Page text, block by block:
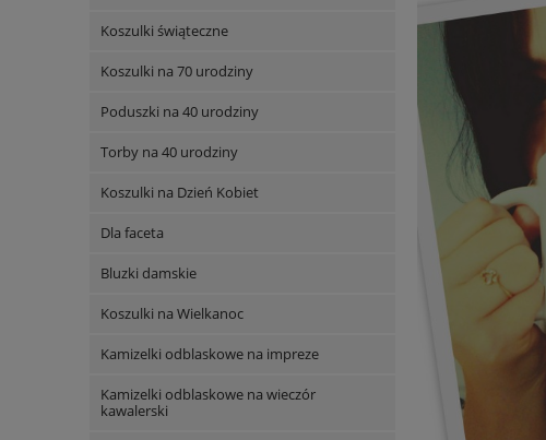
Koszulki świąteczne
Koszulki na 70 urodziny
Poduszki na 40 urodziny
Torby na 40 urodziny
Koszulki na Dzień Kobiet
Dla faceta
Bluzki damskie
Koszulki na Wielkanoc
Kamizelki odblaskowe na impreze
Kamizelki odblaskowe na wieczór
kawalerski